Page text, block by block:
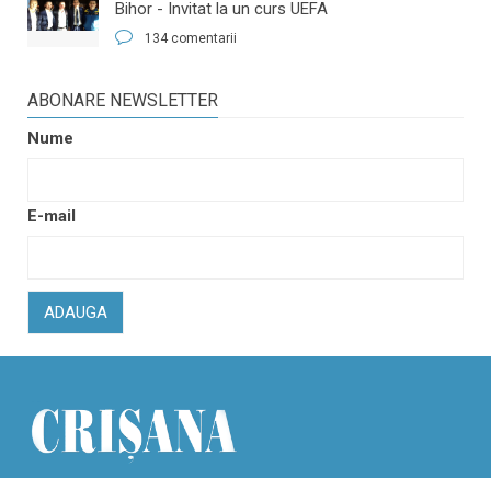
Bihor - Invitat la un curs UEFA
134 comentarii
ABONARE NEWSLETTER
Nume
E-mail
ADAUGA